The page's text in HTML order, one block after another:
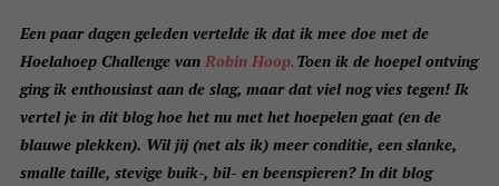
Een paar dagen geleden vertelde ik dat ik mee doe met de
Hoelahoep Challenge van Robin Hoop. Toen ik de hoepel ontving
ging ik enthousiast aan de slag, maar dat viel nog vies tegen! Ik
vertel je in dit blog hoe het nu met het hoepelen gaat (en de
blauwe plekken). Wil jij (net als ik) meer conditie, een slanke,
smalle taille, stevige buik-, bil- en beenspieren? In dit blog